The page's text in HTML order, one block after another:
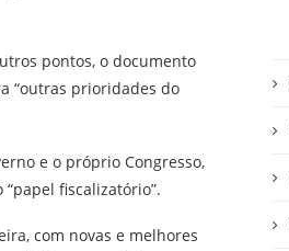
pontos, o documento
“outras prioridades do
e o próprio Congresso,
fiscalizatório”.
com novas e melhores